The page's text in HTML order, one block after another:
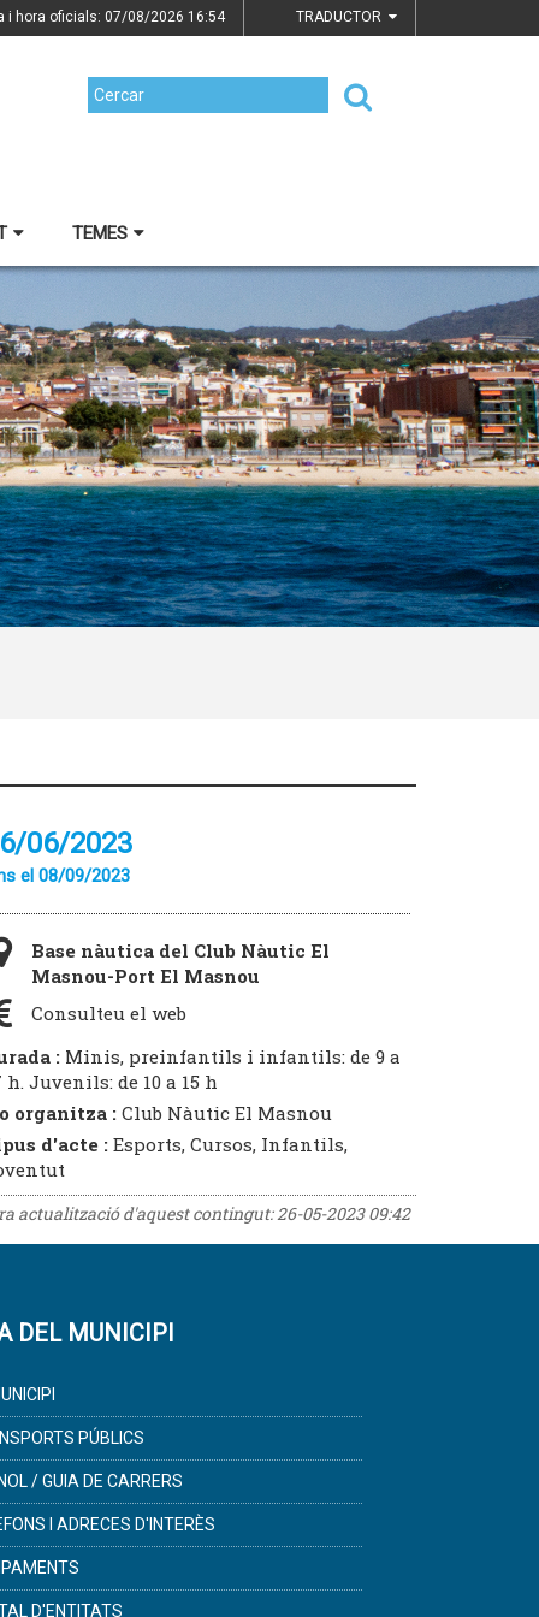
i hora oficials: 07/08/2026 16:54 TRADUCTOR
TEMES
06/2023
el 08/09/2023
Base nàutica del Club Nàutic El
Masnou-Port El Masnou
Consulteu el web
: Minis, preinfantils i infantils: de 9 a
h. Juvenils: de 10 a 15 h
organitza : Club Nàutic El Masnou
d'acte : Esports, Cursos, Infantils,
actualització d'aquest contingut:26-05-2023 09:42
DEL MUNICIPI
PÚBLICS
/ GUIA DE CARRERS
I ADRECES D'INTERÈS
D'ENTITATS